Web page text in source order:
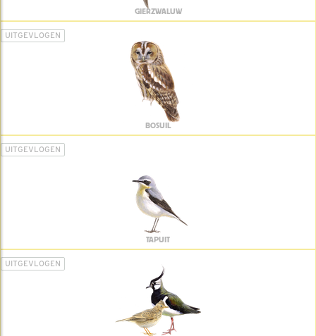
GIERZWALUW
UITGEVLOGEN
BOSUIL
UITGEVLOGEN
TAPUIT
UITGEVLOGEN